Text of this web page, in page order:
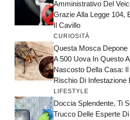
Amministrativo Del
Grazie Alla Legge 104,
Il Cavillo
CURIOSITÀ
Questa Mosca Depone
A 500 Uova In Questo
Nascosto Della Casa: Il
Rischio Di Infestazione
LIFESTYLE
Doccia Splendente, Ti
Trucco Delle Esperte Di